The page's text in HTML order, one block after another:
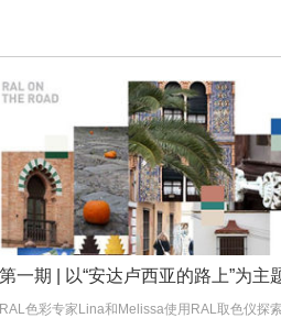
RAL色彩专家Lina和Melissa使用RAL取色仪探